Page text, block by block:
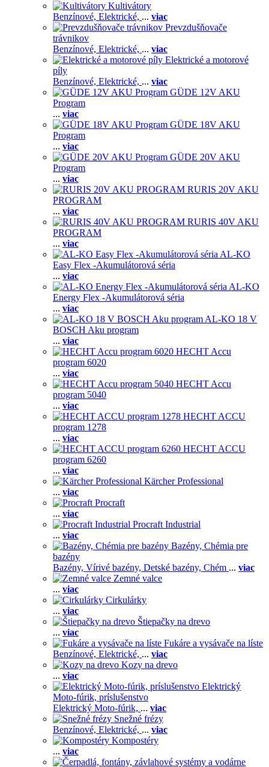
Kultivátory
Benzínové, Elektrické, ... viac
Prevzdušňovače
trávnikov
Benzínové, Elektrické, ... viac
Elektrické a motorové
píly
Benzínové, Elektrické, ... viac
GÜDE 12V AKU
Program
... viac
GÜDE 18V AKU
Program
... viac
GÜDE 20V AKU
Program
... viac
RURIS 20V AKU
PROGRAM
... viac
RURIS 40V AKU
PROGRAM
... viac
AL-KO
Easy Flex -Akumulátorová séria
... viac
AL-KO
Energy Flex -Akumulátorová séria
... viac
AL-KO 18 V
BOSCH Aku program
... viac
HECHT Accu
program 6020
... viac
HECHT Accu
program 5040
... viac
HECHT ACCU
program 1278
... viac
HECHT ACCU
program 6260
... viac
Kärcher Professional
... viac
Procraft
... viac
Procraft Industrial
... viac
Bazény, Chémia pre
bazény
Bazény, Vírivé bazény, Detské bazény, Chém ... viac
Zemné valce
... viac
Cirkulárky
... viac
Štiepačky na drevo
... viac
Fukáre a vysávače na líste
Benzínové, Elektrické, ... viac
Kozy na drevo
... viac
Elektrický
Moto-fúrik, príslušenstvo
Elektrický Moto-fúrik, ... viac
Snežné frézy
Benzínové, Elektrické, ... viac
Kompostéry
... viac